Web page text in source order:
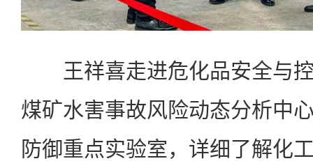
王祥喜走进危化品安全与控
煤矿水害事故风险动态分析中
防御重点实验室，详细了解化